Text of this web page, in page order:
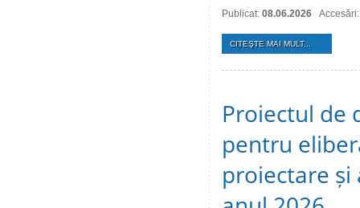
Publicat: 08.06.2026
CITEŞTE MAI MULT...
Proiectul de
pentru
proiectare